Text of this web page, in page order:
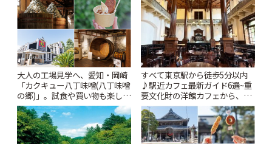
大人の工場見学へ、愛知・岡崎
「カクキュー八丁味噌(八丁味噌
の郷)」。試食や買い物も楽しみ
♪ | ことりっぷ
すべて東京駅から徒歩5分以内
♪駅近カフェ最新ガイド6選~重
要文化財の洋館カフェから、改
札すぐのレトロ喫茶まで~ | こと
りっぷ